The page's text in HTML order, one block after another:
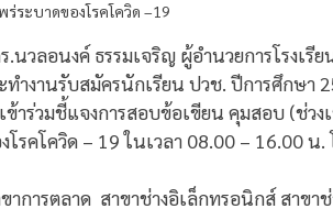
ระบาดของโรคโควิด –19
อนงค์ ธรรมเจริญ ผู้อำนวยการโรงเรีย
งานรับสมัครนักเรียน ปวช. ปีการศึกษา
าร่วมชี้แจงการสอบข้อเขียน คุมสอบ (ช่ว
รคโควิด – 19 ในเวลา 08.00 – 16.00
การตลาด สาขาช่างอิเล็กทรอนิกส์ สาขาช่